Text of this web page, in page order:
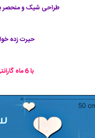
طراحی شیک و منحصر به
حیرت زده
با 6 ماه گارانتی تعویض